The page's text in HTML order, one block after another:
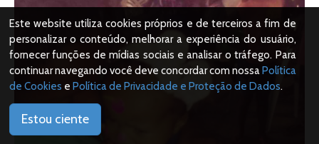
Este website utiliza cookies próprios e de terceiros a fim de
personalizar o conteúdo, melhorar a experiência do usuário,
fornecer funções de mídias sociais e analisar o tráfego. Para
continuar navegando você deve concordar com nossaPolítica
de Cookies e Política de Privacidade e Proteção de Dados.
Estou ciente